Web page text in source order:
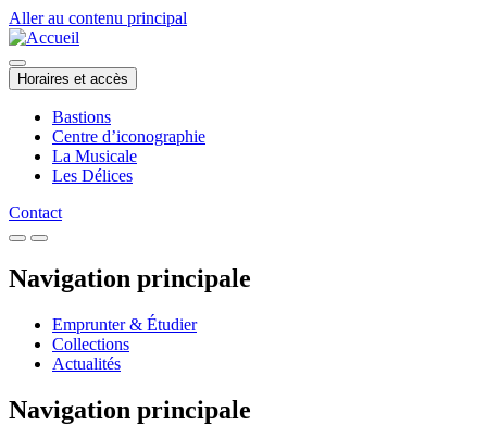
Aller au contenu principal
Horaires et accès
Bastions
Centre d’iconographie
La Musicale
Les Délices
Contact
Navigation principale
Emprunter & Étudier
Collections
Actualités
Navigation principale